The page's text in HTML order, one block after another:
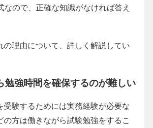
なので、正確な知識がなければ答え
の理由について、詳しく解説してい
勉強時間を確保するのが難しい
受験するためには実務経験が必要な
の方は働きながら試験勉強をするこ